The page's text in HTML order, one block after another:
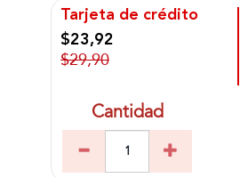
Tarjeta de crédito
$23,92
$29,90
Cantidad